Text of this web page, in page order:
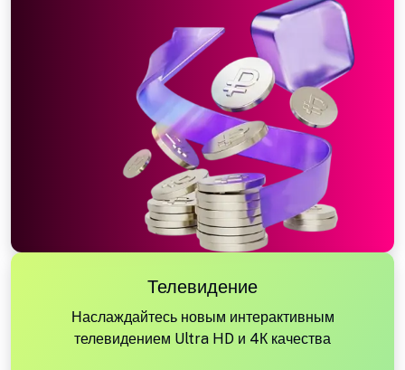
Телевидение
Наслаждайтесь новым интерактивным
телевидением Ultra HD и 4К качества